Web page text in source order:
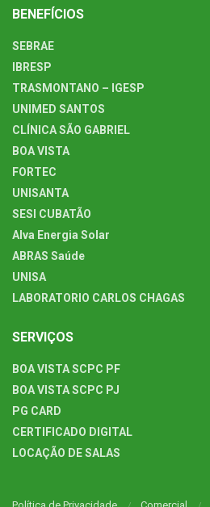
BENEFÍCIOS
SEBRAE
IBRESP
TRASMONTANO – IGESP
UNIMED SANTOS
CLÍNICA SÃO GABRIEL
BOA VISTA
FORTEC
UNISANTA
SESI CUBATÃO
Alva Energia Solar
ABRAS Saúde
UNISA
LABORATORIO CARLOS CHAGAS
SERVIÇOS
BOA VISTA SCPC PF
BOA VISTA SCPC PJ
PG CARD
CERTIFICADO DIGITAL
LOCAÇÃO DE SALAS